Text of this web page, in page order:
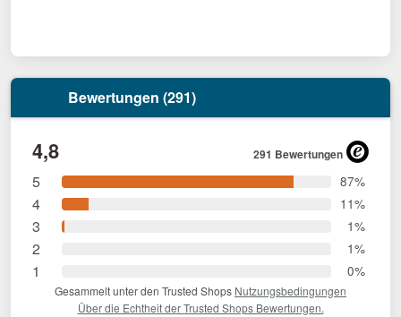
Bewertungen (291)
4,8 291 Bewertungen
5 87%
4 11%
3 1%
2 1%
1 0%
Gesammelt unter den Trusted Shops Nutzungsbedingungen
Über die Echtheit der Trusted Shops Bewertungen.